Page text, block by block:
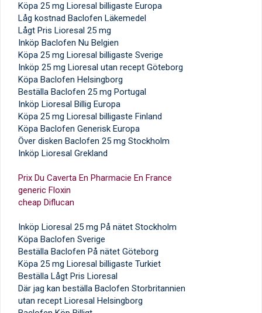
Köpa 25 mg Lioresal billigaste Europa
Låg kostnad Baclofen Läkemedel
Lågt Pris Lioresal 25 mg
Inköp Baclofen Nu Belgien
Köpa 25 mg Lioresal billigaste Sverige
Inköp 25 mg Lioresal utan recept Göteborg
Köpa Baclofen Helsingborg
Beställa Baclofen 25 mg Portugal
Inköp Lioresal Billig Europa
Köpa 25 mg Lioresal billigaste Finland
Köpa Baclofen Generisk Europa
Över disken Baclofen 25 mg Stockholm
Inköp Lioresal Grekland
Prix Du Caverta En Pharmacie En France
generic Floxin
cheap Diflucan
Inköp Lioresal 25 mg På nätet Stockholm
Köpa Baclofen Sverige
Beställa Baclofen På nätet Göteborg
Köpa 25 mg Lioresal billigaste Turkiet
Beställa Lågt Pris Lioresal
Där jag kan beställa Baclofen Storbritannien
utan recept Lioresal Helsingborg